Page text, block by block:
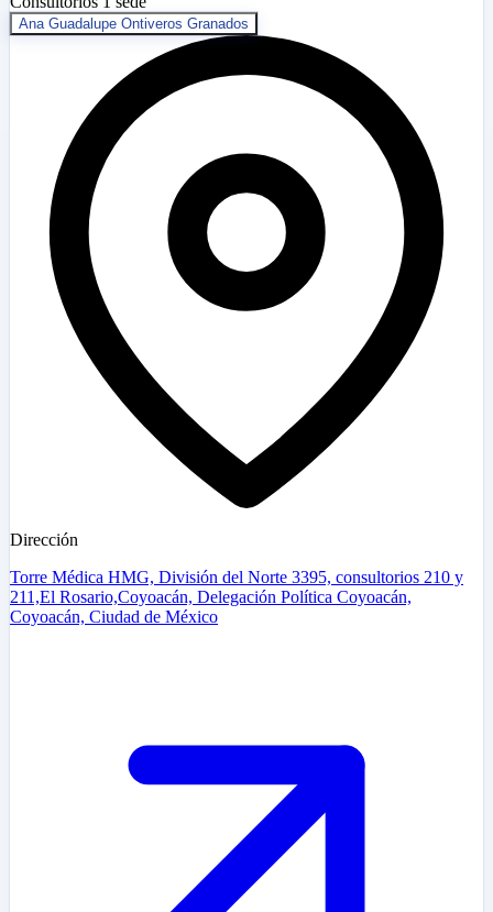
Ana Guadalupe Ontiveros Granados
Dirección
Torre Médica HMG, División del Norte 3395, consultorios 210 y
211,El Rosario,Coyoacán, Delegación Política Coyoacán,
Coyoacán, Ciudad de México